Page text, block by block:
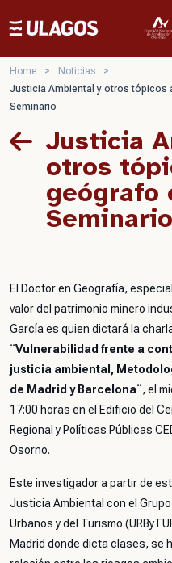
Ulagos
Home > Noticias
>
Justicia Ambiental y otros tópicos
Seminario
Justicia
otros
geógrafo
Seminario
El Doctor en Geografía,
valor del patrimonio minero
García es quien dictará la
¨Vulnerabilidad frente a
justicia ambiental,
de Madrid y Barcelona¨, el
17:00 horas en el Edificio del
Regional y Políticas Públicas
Osorno.
Este investigador a partir de
Justicia Ambiental con el
Urbanos y del Turismo
Madrid donde dicta clases, se